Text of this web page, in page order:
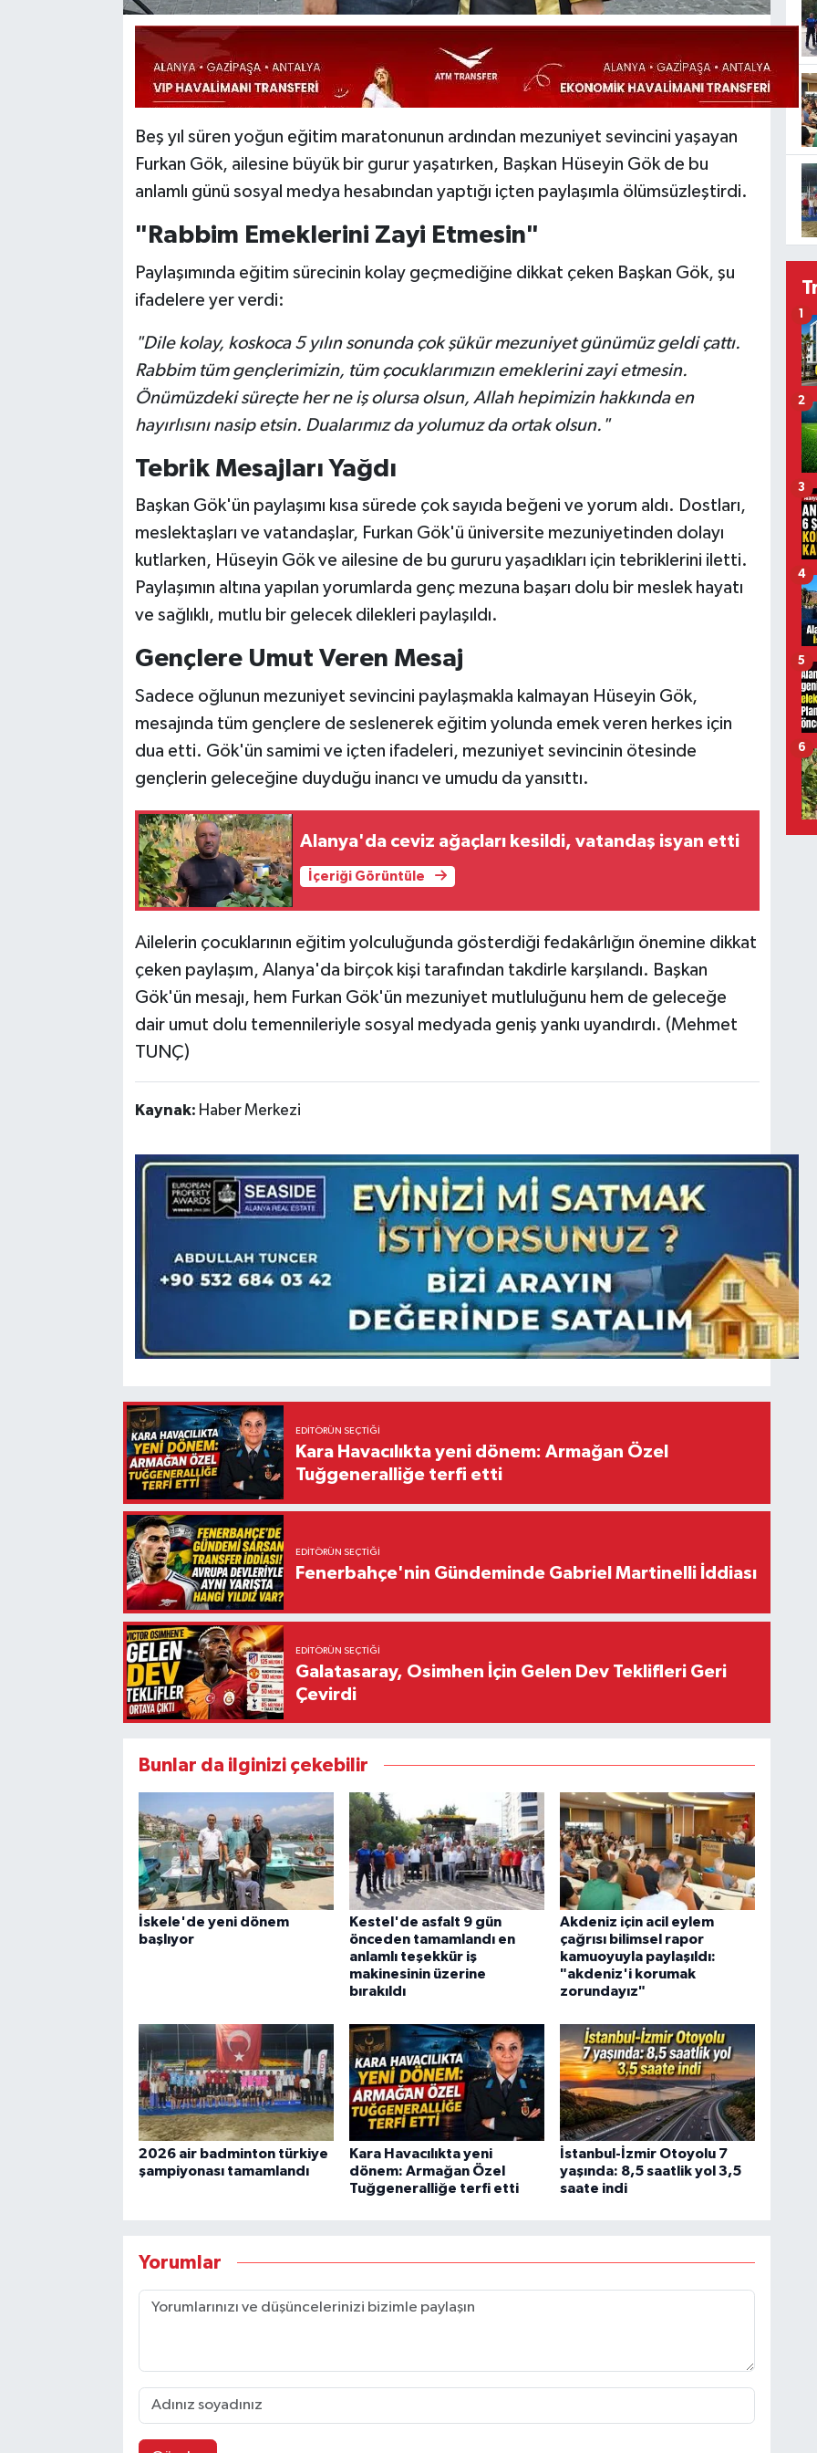
Beş yıl süren yoğun eğitim maratonunun ardından mezuniyet sevincini yaşayan
Furkan Gök, ailesine büyük bir gurur yaşatırken, Başkan Hüseyin Gök de bu
anlamlı günü sosyal medya hesabından yaptığı içten paylaşımla ölümsüzleştirdi.
"Rabbim Emeklerini Zayi Etmesin"
Paylaşımında eğitim sürecinin kolay geçmediğine dikkat çeken Başkan Gök, şu
ifadelere yer verdi:
"Dile kolay, koskoca 5 yılın sonunda çok şükür mezuniyet günümüz geldi çattı.
Rabbim tüm gençlerimizin, tüm çocuklarımızın emeklerini zayi etmesin.
Önümüzdeki süreçte her ne iş olursa olsun, Allah hepimizin hakkında en
hayırlısını nasip etsin. Dualarımız da yolumuz da ortak olsun."
Tebrik Mesajları Yağdı
Başkan Gök'ün paylaşımı kısa sürede çok sayıda beğeni ve yorum aldı. Dostları,
meslektaşları ve vatandaşlar, Furkan Gök'ü üniversite mezuniyetinden dolayı
kutlarken, Hüseyin Gök ve ailesine de bu gururu yaşadıkları için tebriklerini iletti.
Paylaşımın altına yapılan yorumlarda genç mezuna başarı dolu bir meslek hayatı
ve sağlıklı, mutlu bir gelecek dilekleri paylaşıldı.
Gençlere Umut Veren Mesaj
Sadece oğlunun mezuniyet sevincini paylaşmakla kalmayan Hüseyin Gök,
mesajında tüm gençlere de seslenerek eğitim yolunda emek veren herkes için
dua etti. Gök'ün samimi ve içten ifadeleri, mezuniyet sevincinin ötesinde
gençlerin geleceğine duyduğu inancı ve umudu da yansıttı.
Alanya'da ceviz ağaçları kesildi, vatandaş isyan etti
İçeriği Görüntüle
Ailelerin çocuklarının eğitim yolculuğunda gösterdiği fedakârlığın önemine dikkat
çeken paylaşım, Alanya'da birçok kişi tarafından takdirle karşılandı. Başkan
Gök'ün mesajı, hem Furkan Gök'ün mezuniyet mutluluğunu hem de geleceğe
dair umut dolu temennileriyle sosyal medyada geniş yankı uyandırdı. (Mehmet
TUNÇ)
Kaynak: Haber Merkezi
EDITÖRÜN SEÇTIĞI
Kara Havacılıkta yeni dönem: Armağan Özel
Tuğgeneralliğe terfi etti
EDITÖRÜN SEÇTIĞI
Fenerbahçe'nin Gündeminde Gabriel Martinelli İddiası
EDITÖRÜN SEÇTIĞI
Galatasaray, Osimhen İçin Gelen Dev Teklifleri Geri
Çevirdi
Bunlar da ilginizi çekebilir
İskele'de yeni dönem
başlıyor
Kestel'de asfalt 9 gün
önceden tamamlandı en
anlamlı teşekkür iş
makinesinin üzerine
bırakıldı
Akdeniz için acil eylem
çağrısı bilimsel rapor
kamuoyuyla paylaşıldı:
"akdeniz'i korumak
zorundayız"
2026 air badminton türkiye
şampiyonası tamamlandı
Kara Havacılıkta yeni
dönem: Armağan Özel
Tuğgeneralliğe terfi etti
İstanbul-İzmir Otoyolu 7
yaşında: 8,5 saatlik yol 3,5
saate indi
Yorumlar
1
2
3
4
5
6